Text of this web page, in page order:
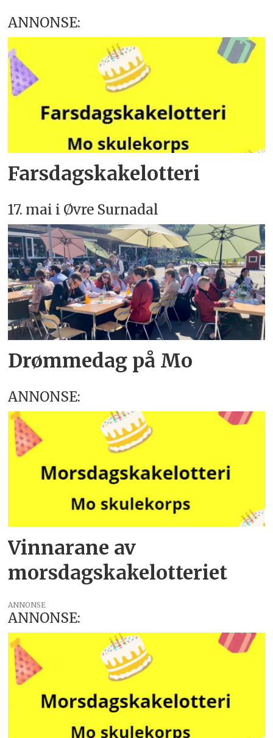
ANNONSE:
Farsdagskake­lotteri
17. mai i Øvre Surnadal
Drømmedag på Mo
ANNONSE:
Vinnarane av
morsdagskake­­lotteriet
ANNONSE
ANNONSE: